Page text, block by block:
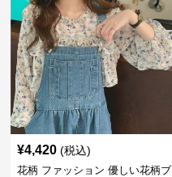
¥4,420 (税込)
花柄 ファッション 優しい花柄ブ